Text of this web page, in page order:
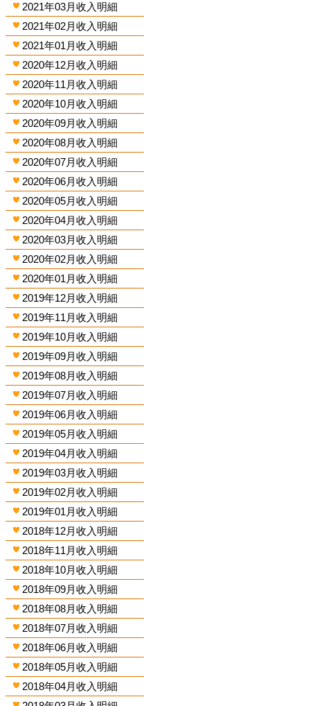
2021年03月收入明細
2021年02月收入明細
2021年01月收入明細
2020年12月收入明細
2020年11月收入明細
2020年10月收入明細
2020年09月收入明細
2020年08月收入明細
2020年07月收入明細
2020年06月收入明細
2020年05月收入明細
2020年04月收入明細
2020年03月收入明細
2020年02月收入明細
2020年01月收入明細
2019年12月收入明細
2019年11月收入明細
2019年10月收入明細
2019年09月收入明細
2019年08月收入明細
2019年07月收入明細
2019年06月收入明細
2019年05月收入明細
2019年04月收入明細
2019年03月收入明細
2019年02月收入明細
2019年01月收入明細
2018年12月收入明細
2018年11月收入明細
2018年10月收入明細
2018年09月收入明細
2018年08月收入明細
2018年07月收入明細
2018年06月收入明細
2018年05月收入明細
2018年04月收入明細